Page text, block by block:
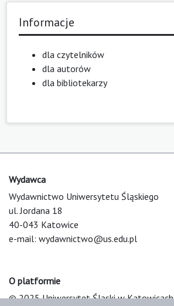
Informacje
dla czytelników
dla autorów
dla bibliotekarzy
Wydawca
Wydawnictwo Uniwersytetu Śląskiego
ul. Jordana 18
40-043 Katowice
e-mail: wydawnictwo@us.edu.pl
O platformie
© 2025 Uniwersytet Śląski w Katowicach